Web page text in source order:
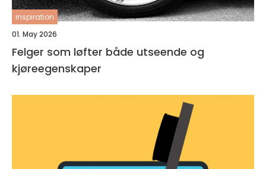
inspiration
01. May 2026
Felger som løfter både utseende og
kjøreegenskaper